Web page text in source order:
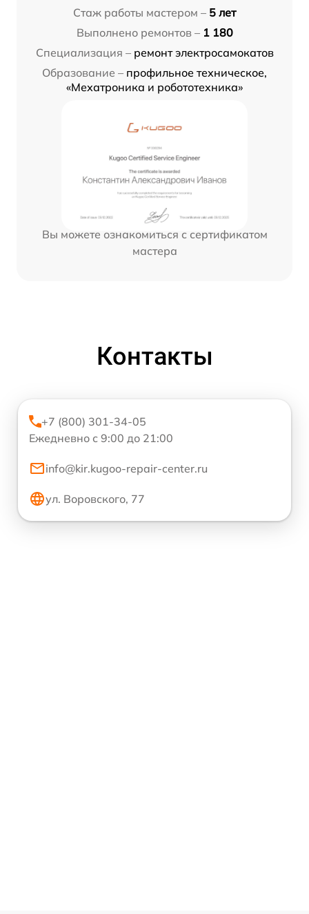
Стаж работы мастером – 5 лет
Выполнено ремонтов – 1 180
Специализация – ремонт электросамокатов
Образование – профильное техническое,
«Мехатроника и робототехника»
Вы можете ознакомиться с сертификатом
мастера
Контакты
+7 (800) 301-34-05
Ежедневно с 9:00 до 21:00
info@kir.kugoo-repair-center.ru
ул. Воровского, 77